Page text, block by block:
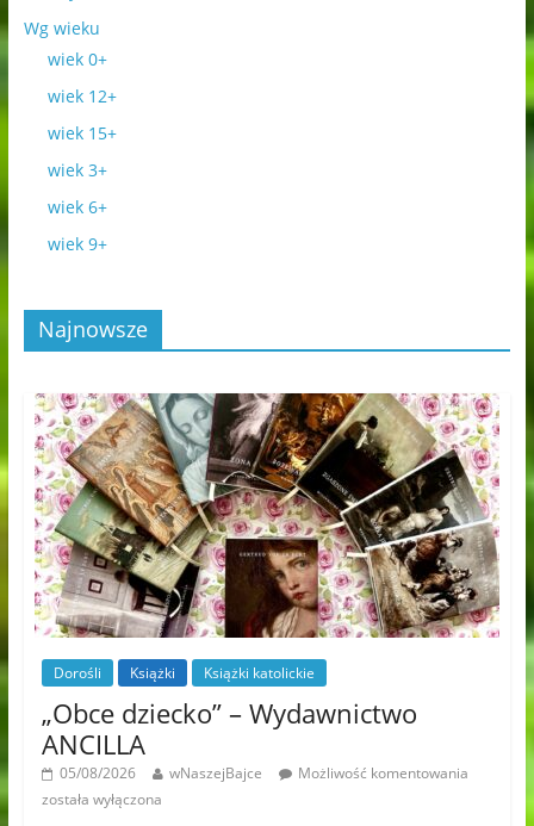
Wg wieku
wiek 0+
wiek 12+
wiek 15+
wiek 3+
wiek 6+
wiek 9+
Najnowsze
Dorośli Książki Książki katolickie
„Obce dziecko” – Wydawnictwo
ANCILLA
05/08/2026 wNaszejBajce
Możliwość komentowania
została wyłączona